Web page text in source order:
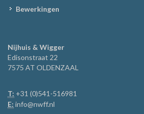
Bewerkingen
Nijhuis & Wigger
Edisonstraat 22
7575 AT OLDENZAAL
T: +31 (0)541-516981
E: info@nwff.nl